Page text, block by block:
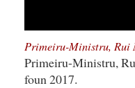
Primeiru-Ministru, Rui
Primeiru-Ministru,
foun 2017.